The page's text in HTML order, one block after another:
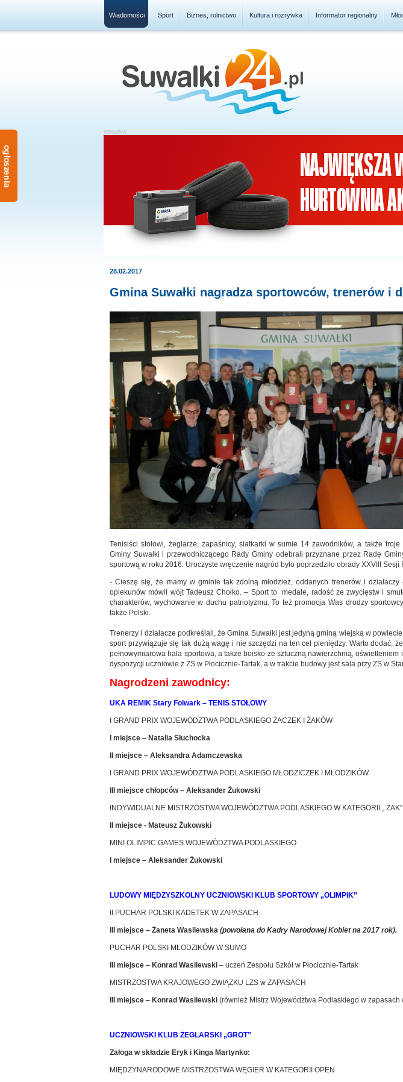
Wiadomości Sport Biznes, rolnictwo Kultura i rozrywka Informator regionalny
28.02.2017
Gmina Suwałki nagradza sportowców, trenerów i
Tenisiści stołowi, żeglarze, zapaśnicy, siatkarki w sumie 14 zawodników, a także
Gminy Suwałki i przewodniczącego Rady Gminy odebrali przyznane przez Radę
sportową w roku 2016. Uroczyste wręczenie nagród było poprzedziło obrady XXVIII Sesji
- Cieszę się, że mamy w gminie tak zdolną młodzież, oddanych trenerów i
opiekunów mówił wójt Tadeusz Chołko. – Sport to medale, radość ze zwycięstw i
charakterów, wychowanie w duchu patriotyzmu. To też promocja Was drodzy
także Polski.
Trenerzy i działacze podkreślali, że Gmina Suwałki jest jedyną gminą wiejską w
sport przywiązuje się tak dużą wagę i nie szczędzi na ten cel pieniędzy. Warto dodać,
pełnowymiarowa hala sportowa, a także boisko ze sztuczną nawierzchnią,
dyspozycji uczniowie z ZS w Płocicznie-Tartak, a w trakcie budowy jest sala przy ZS w
Nagrodzeni zawodnicy:
UKA REMIK Stary Folwark – TENIS STOŁOWY
I GRAND PRIX WOJEWÓDZTWA PODLASKIEGO ŻACZEK I ŻAKÓW
I miejsce – Natalia Słuchocka
II miejsce – Aleksandra Adamczewska
I GRAND PRIX WOJEWÓDZTWA PODLASKIEGO MŁODZICZEK I MŁODZIKÓW
III miejsce chłopców – Aleksander Żukowski
INDYWIDUALNE MISTRZOSTWA WOJEWÓDZTWA PODLASKIEGO W KATEGORII „ ŻAK”
II miejsce - Mateusz Żukowski
MINI OLIMPIC GAMES WOJEWÓDZTWA PODLASKIEGO
I miejsce – Aleksander Żukowski
LUDOWY MIĘDZYSZKOLNY UCZNIOWSKI KLUB SPORTOWY „OLIMPIK”
II PUCHAR POLSKI KADETEK W ZAPASACH
III miejsce – Żaneta Wasilewska (powołana do Kadry Narodowej Kobiet na 2017 rok).
PUCHAR POLSKI MŁODZIKÓW W SUMO
III miejsce – Konrad Wasilewski – uczeń Zespołu Szkół w Płocicznie-Tartak
MISTRZOSTWA KRAJOWEGO ZWIĄZKU LZS w ZAPASACH
III miejsce – Konrad Wasilewski (również Mistrz Województwa Podlaskiego w zapasach
UCZNIOWSKI KLUB ŻEGLARSKI „GROT”
Załoga w składzie Eryk i Kinga Martynko:
MIĘDZYNARODOWE MISTRZOSTWA WĘGIER W KATEGORII OPEN